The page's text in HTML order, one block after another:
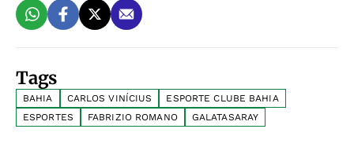
Tags
BAHIA CARLOS VINÍCIUS
ESPORTE CLUBE BAHIA
ESPORTES
FABRIZIO ROMANO GALATASARAY